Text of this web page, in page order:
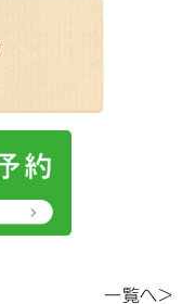
一覧へ>